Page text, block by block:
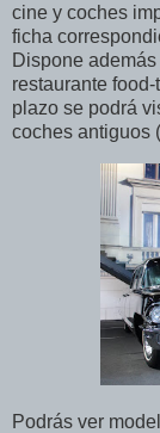
cine y coches
ficha
Dispone
restaurante
plazo se podrá
coches antiguos
Podrás ver